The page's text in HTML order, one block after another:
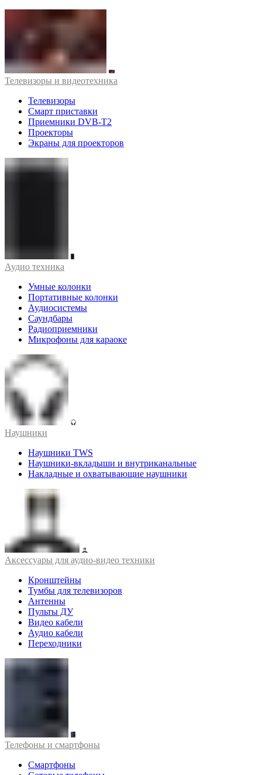
Телевизоры и видеотехника
Телевизоры
Смарт приставки
Приемники DVB-T2
Проекторы
Экраны для проекторов
Аудио техника
Умные колонки
Портативные колонки
Аудиосистемы
Саундбары
Радиоприемники
Микрофоны для караоке
Наушники
Наушники TWS
Наушники-вкладыши и внутриканальные
Накладные и охватывающие наушники
Аксессуары для аудио-видео техники
Кронштейны
Тумбы для телевизоров
Антенны
Пульты ДУ
Видео кабели
Аудио кабели
Переходники
Телефоны и смартфоны
Смартфоны